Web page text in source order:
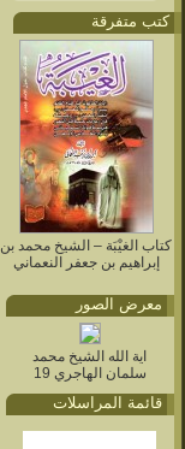
كتب متفرقة
كتاب الغيْبَة – الشيخ محمد بن
إبراهيم بن جعفر النعماني
معرض الصور
اية الله الشيخ محمد
سلمان الهاجري 19
قائمة المراسلات